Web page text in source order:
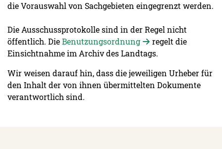
die Vorauswahl von Sachgebieten eingegrenzt werden.
Die Ausschussprotokolle sind in der Regel nicht
öffentlich. DieBenutzungsordnung
regelt die
Einsichtnahme im Archiv des Landtags.
Wir weisen darauf hin, dass die jeweiligen Urheber für
den Inhalt der von ihnen übermittelten Dokumente
verantwortlich sind.